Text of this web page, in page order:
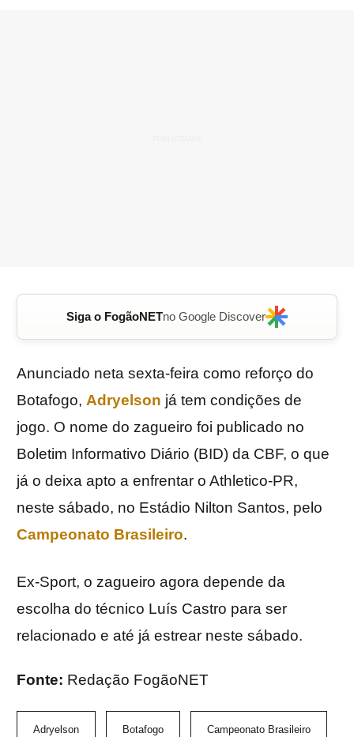
Siga o FogãoNETno Google Discover
Anunciado neta sexta-feira como reforço do
Botafogo, Adryelson já tem condições de
jogo. O nome do zagueiro foi publicado no
Boletim Informativo Diário (BID) da CBF, o que
já o deixa apto a enfrentar o Athletico-PR,
neste sábado, no Estádio Nilton Santos, pelo
Campeonato Brasileiro.
Ex-Sport, o zagueiro agora depende da
escolha do técnico Luís Castro para ser
relacionado e até já estrear neste sábado.
Fonte: Redação FogãoNET
Adryelson Botafogo Campeonato Brasileiro